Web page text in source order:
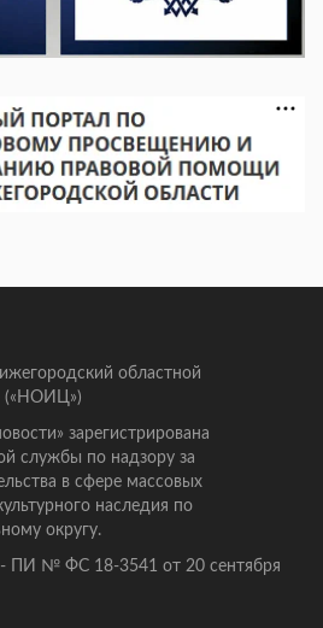
областной
(«НОИЦ»)
зарегистрирована
службы по надзору за
в сфере массовых
наследия по
округу.
- ПИ № ФС 18-3541 от 20 сентября